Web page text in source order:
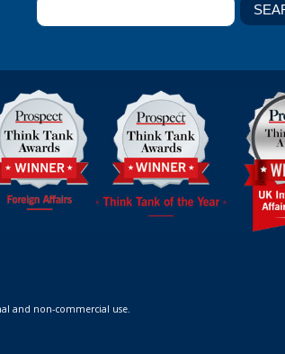
and non-commercial use.